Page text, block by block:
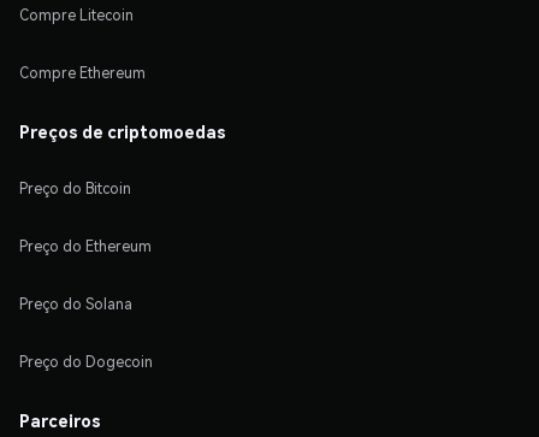
Compre Litecoin
Compre Ethereum
Preços de criptomoedas
Preço do Bitcoin
Preço do Ethereum
Preço do Solana
Preço do Dogecoin
Parceiros